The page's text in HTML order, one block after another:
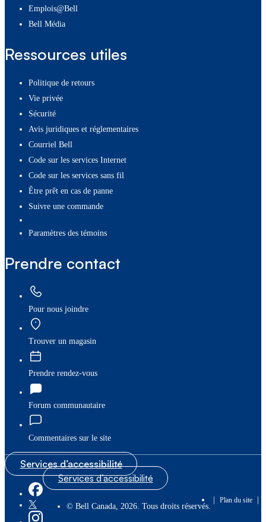
Emplois@Bell
Bell Média
Ressources utiles
Politique de retours
Vie privée
Sécurité
Avis juridiques et réglementaires
Courriel Bell
Code sur les services Internet
Code sur les services sans fil
Être prêt en cas de panne
Suivre une commande
paramètres des témoins
Prendre contact
Pour nous joindre
Trouver un magasin
Prendre rendez-vous
Forum communautaire
Commentaires sur le site
Services d’accessibilité
Services d’accessibilité
© Bell Canada, 2026. Tous droits réservés.
| Plan du site |